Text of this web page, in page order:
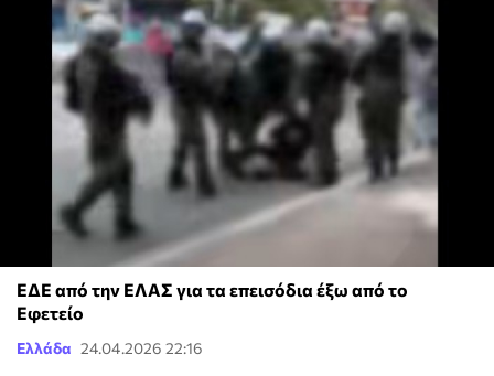
ΕΔΕ από την ΕΛΑΣ για τα επεισόδια έξω από το
Εφετείο
Ελλάδα 24.04.2026 22:16